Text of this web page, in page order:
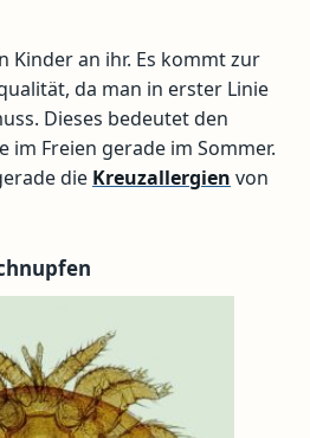
Kinder an ihr. Es kommt zur
da man in erster Linie
Dieses bedeutet den
im Freien gerade im Sommer.
die Kreuzallergien von